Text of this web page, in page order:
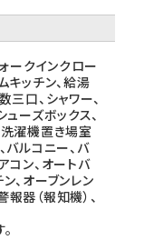
ークインクロー
キッチン、給湯
三口、シャワー、
ューズボックス、
洗濯機置き場室
バルコニー、バ
コン、オートバ
、オーブンレン
器（報知機）、